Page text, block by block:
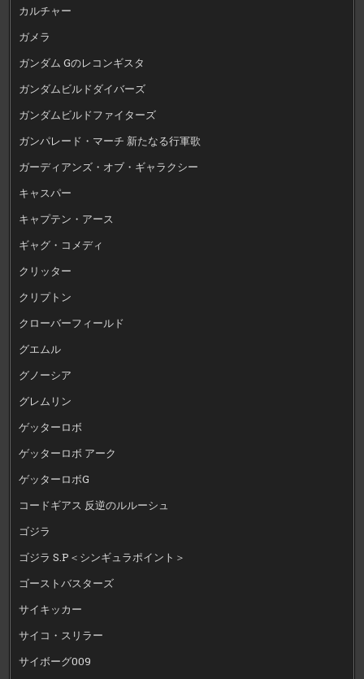
カルチャー
ガメラ
ガンダム Gのレコンギスタ
ガンダムビルドダイバーズ
ガンダムビルドファイターズ
ガンパレード・マーチ 新たなる行軍歌
ガーディアンズ・オブ・ギャラクシー
キャスパー
キャプテン・アース
ギャグ・コメディ
クリッター
クリプトン
クローバーフィールド
グエムル
グノーシア
グレムリン
ゲッターロボ
ゲッターロボ アーク
ゲッターロボG
コードギアス 反逆のルルーシュ
ゴジラ
ゴジラ S.P＜シンギュラポイント＞
ゴーストバスターズ
サイキッカー
サイコ・スリラー
サイボーグ009